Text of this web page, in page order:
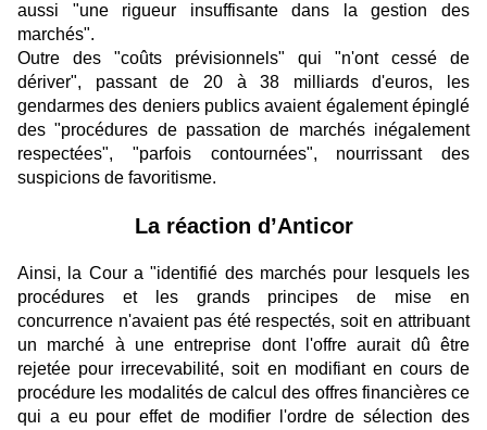
aussi "une rigueur insuffisante dans la gestion des
marchés".
Outre des "coûts prévisionnels" qui "n'ont cessé de
dériver", passant de 20 à 38 milliards d'euros, les
gendarmes des deniers publics avaient également épinglé
des "procédures de passation de marchés inégalement
respectées", "parfois contournées", nourrissant des
suspicions de favoritisme.
La réaction d’Anticor
Ainsi, la Cour a "identifié des marchés pour lesquels les
procédures et les grands principes de mise en
concurrence n'avaient pas été respectés, soit en attribuant
un marché à une entreprise dont l'offre aurait dû être
rejetée pour irrecevabilité, soit en modifiant en cours de
procédure les modalités de calcul des offres financières ce
qui a eu pour effet de modifier l'ordre de sélection des